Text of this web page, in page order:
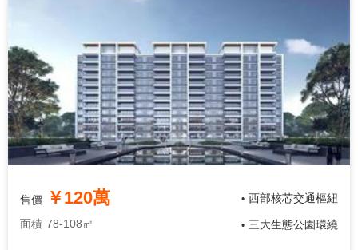
售價 ￥120萬
面積 78-108㎡
• 西部核芯交通樞紐
• 三大生態公園環繞